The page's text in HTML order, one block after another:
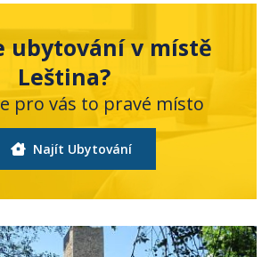
ubytování v místě
Leština?
pro vás to pravé místo
Najít Ubytování